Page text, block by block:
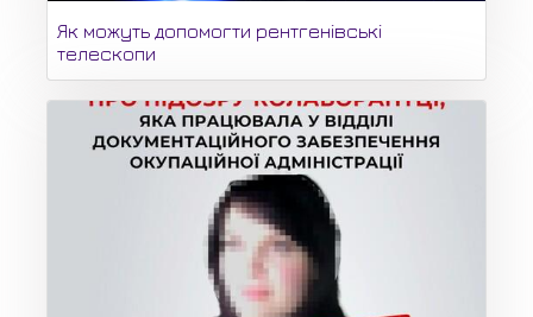
Як можуть допомогти рентгенівські
телескопи